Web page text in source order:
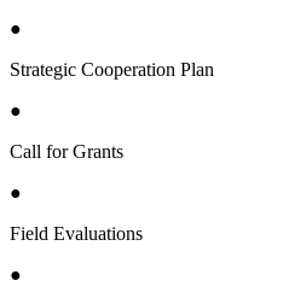
●
Strategic Cooperation Plan
●
Call for Grants
●
Field Evaluations
●